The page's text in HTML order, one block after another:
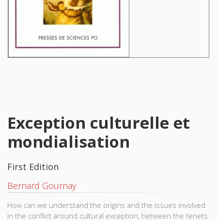
Exception culturelle et
mondialisation
First Edition
Bernard Gournay
How can we understand the origins and the issues involved
in the conflict around cultural exception, between the tenets